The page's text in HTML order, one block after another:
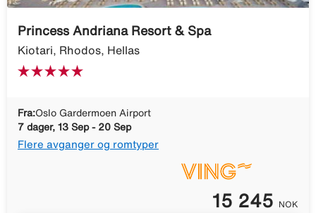
Princess Andriana Resort & Spa
Kiotari, Rhodos, Hellas
Fra:Oslo Gardermoen Airport
7 dager, 13 Sep - 20 Sep
Flere avganger og romtyper
15 245 NOK